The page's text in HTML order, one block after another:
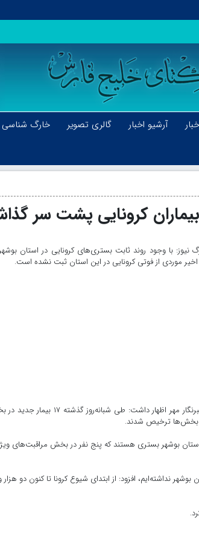
آرشیو اخبار گالری تصویر خارگ شناسی
اخیر موردی از فوتی کرونایی در این استان ثبت نشده است.
به گزارش خارگ نیوز، رئیس دانشگاه علوم پزشکی استان بوشهر در گفت‌وگو با خبرنگار مهر
به کرونا در بیمارستان‌های استان بوشهر بستری هستند که پنج نفر در بخش مراقبت‌های